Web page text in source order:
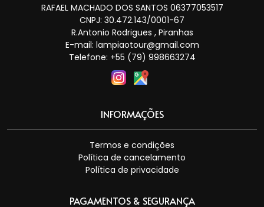
RAFAEL MACHADO DOS SANTOS 06377053517
CNPJ: 30.472.143/0001-67
R.Antonio Rodrigues , Piranhas
E-mail: lampiaotour@gmail.com
Telefone: +55 (79) 998663274
INFORMAÇÕES
Termos e condições
Política de cancelamento
Política de privacidade
PAGAMENTOS & SEGURANÇA